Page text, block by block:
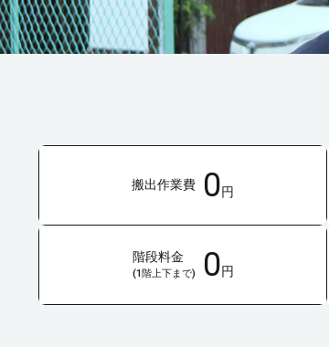
搬出作業費 0円
階段料金
(1階上下まで) 0円